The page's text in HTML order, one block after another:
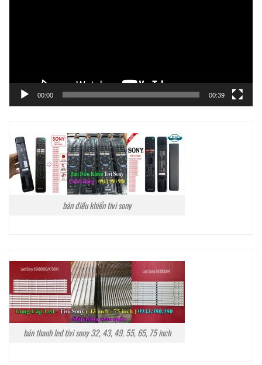
00:00 00:39
bán điều khiển tivi sony
bán thanh led tivi sony 32, 43, 49, 55, 65, 75 inch